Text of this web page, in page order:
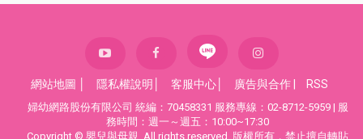
網站地圖 隱私權說明 客服中心 廣告與合作 RSS
婦幼網路股份有限公司 統編：70458331 服務專線：02-8712-5959 | 服
務時間：週一～週五：10:00~17:30
Copyright © 嬰兒與母親. All rights reserved. 版權所有，禁止擅自轉貼